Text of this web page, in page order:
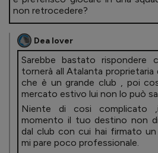
non retrocedere?
Dea lover
Sarebbe bastato rispondere
tornerà all Atalanta proprietaria
che è un grande club , poi
mercato estivo lui non lo può
Niente di cosi complicato
momento il tuo destino non
dal club con cui hai firmato
mi pare poco professionale.